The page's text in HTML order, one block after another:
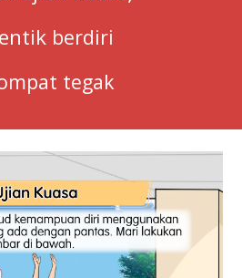
berdiri
tegak